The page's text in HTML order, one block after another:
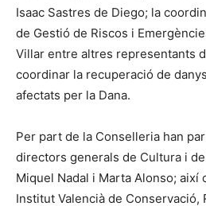
Isaac Sastres de Diego; la
de Gestió de Riscos i
Villar entre altres representants
coordinar la recuperació de
afectats per la Dana.
Per part de la Conselleria han
directors generals de Cultura i
Miquel Nadal i Marta Alonso; així
Institut Valencià de Conservació,